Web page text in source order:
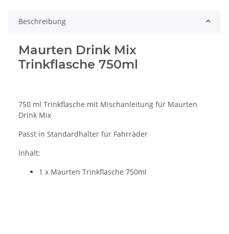
Beschreibung
Maurten Drink Mix
Trinkflasche 750ml
750 ml Trinkflasche mit Mischanleitung für Maurten
Drink Mix
Passt in Standardhalter für Fahrräder
Inhalt:
1 x Maurten Trinkflasche 750ml